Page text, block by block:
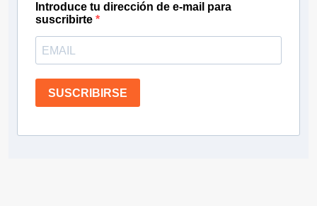
Introduce tu dirección de e-mail para
suscribirte
SUSCRIBIRSE